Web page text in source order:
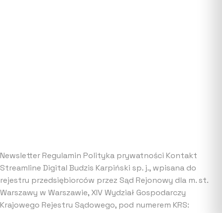
NewsletterRegulamin Polityka prywatności Kontakt
Streamline Digital Budzis Karpiński sp. j., wpisana do
rejestru przedsiębiorców przez Sąd Rejonowy dla m. st.
Warszawy w Warszawie, XIV Wydział Gospodarczy
Krajowego Rejestru Sądowego, pod numerem KRS: